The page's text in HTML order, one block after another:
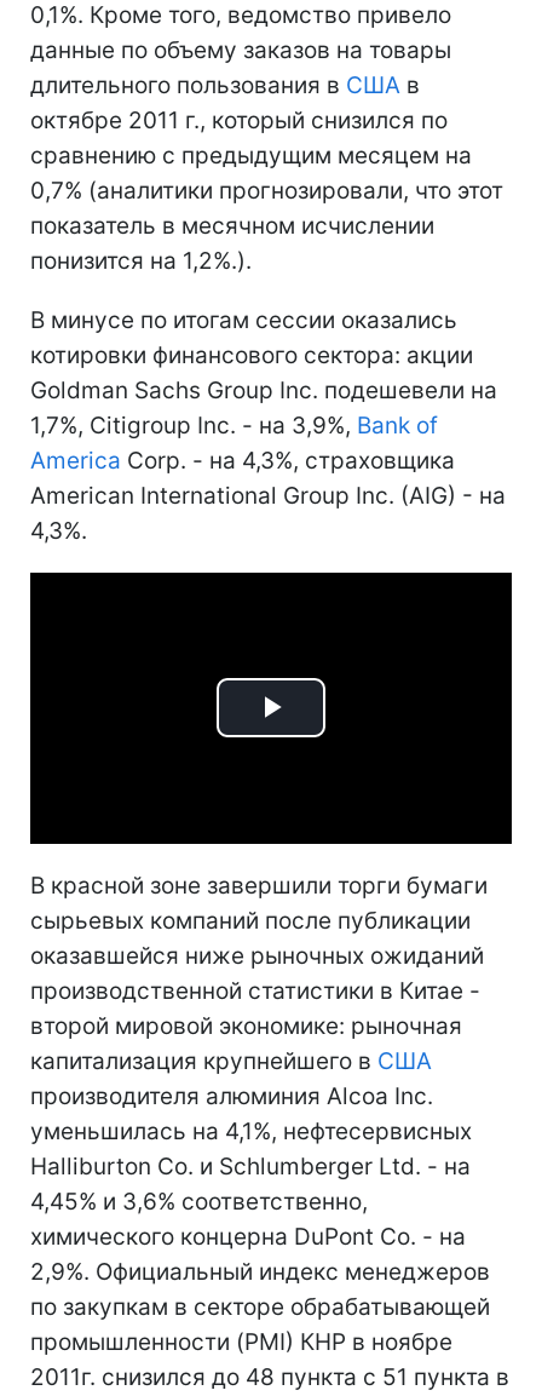
0,1%. Кроме того, ведомство привело
данные по объему заказов на товары
длительного пользования в США в
октябре 2011 г., который снизился по
сравнению с предыдущим месяцем на
0,7% (аналитики прогнозировали, что этот
показатель в месячном исчислении
понизится на 1,2%.).
В минусе по итогам сессии оказались
котировки финансового сектора: акции
Goldman Sachs Group Inc. подешевели на
1,7%, Citigroup Inc. - на 3,9%, Bank of
America Corp. - на 4,3%, страховщика
American International Group Inc. (AIG) - на
4,3%.
Play
В красной зоне завершили торги бумаги
сырьевых компаний после публикации
оказавшейся ниже рыночных ожиданий
производственной статистики в Китае -
второй мировой экономике: рыночная
капитализация крупнейшего в США
производителя алюминия Alcoa Inc.
уменьшилась на 4,1%, нефтесервисных
Halliburton Co. и Schlumberger Ltd. - на
4,45% и 3,6% соответственно,
химического концерна DuPont Co. - на
2,9%. Официальный индекс менеджеров
по закупкам в секторе обрабатывающей
промышленности (PMI) КНР в ноябре
2011г. снизился до 48 пункта с 51 пункта в